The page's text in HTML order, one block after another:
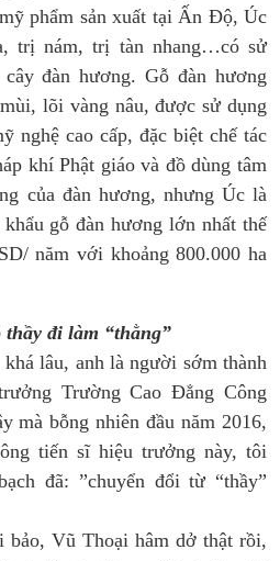
phẩm sản xuất tại Ấn Độ, Úc
trị nám, trị tàn nhang…có sử
đàn hương. Gỗ đàn hương
lõi vàng nâu, được sử dụng
nghệ cao cấp, đặc biệt chế tác
khí Phật giáo và đồ dùng tâm
của đàn hương, nhưng Úc là
gỗ đàn hương lớn nhất thế
năm với khoảng 800.000 ha
đi làm “thằng”
lâu, anh là người sớm thành
Trường Cao Đẳng Công
mà bỗng nhiên đầu năm 2016,
tiến sĩ hiệu trưởng này, tôi
đã: ”chuyển đổi từ “thầy”
bảo, Vũ Thoại hâm dở thật rồi,